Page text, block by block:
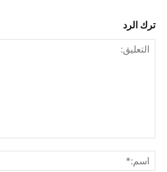
ترك الرد